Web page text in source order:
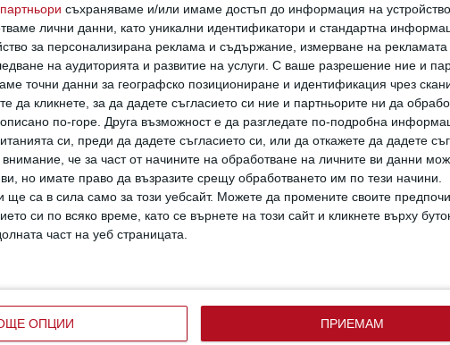
партньори съхраняваме и/или имаме достъп до информация на
лични данни, като уникални идентификатори и стандартна
за персонализирана реклама и съдържание, измерване на рекламата
на аудиторията и развитие на услуги. С ваше разрешение ние и
точни данни за географско позициониране и идентификация чрез
да кликнете, за да дадете съгласието си ние и партньорите ни да
описано по-горе. Друга възможност е да разгледате по-подробна
си, преди да дадете съгласието си, или да откажете да дадете
че за част от начините на обработване на личните ви данни
ви, но имате право да възразите срещу обработването им по тези начини.
ще са в сила само за този уебсайт. Можете да промените своите
си по всяко време, като се върнете на този сайт и кликнете върху
част на уеб страницата.
ОПЦИИ ПРИЕМАМ
съм благодарна, че съм твоя майка!“,